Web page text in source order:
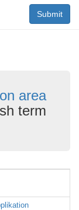
Submit
area
term